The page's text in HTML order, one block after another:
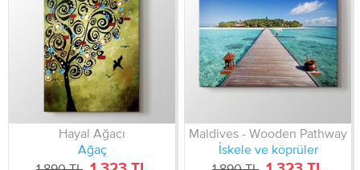
Hayal Ağacı
Ağaç
Maldives - Wooden Pathway
İskele ve köprüler